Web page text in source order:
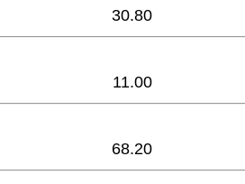
30.80
11.00
68.20